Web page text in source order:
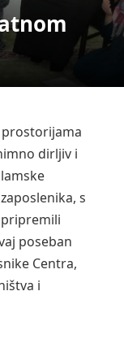
prostorijama
dirljiv i
s
poseban
Centra,
i